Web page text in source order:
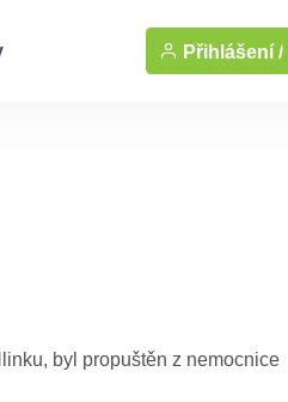
Přihlášení /